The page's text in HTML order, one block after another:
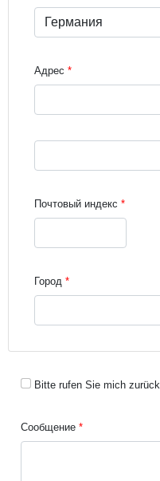
Адрес
Street address line 3
Почтовый индекс
Город
Bitte rufen Sie mich zurück
Сообщение